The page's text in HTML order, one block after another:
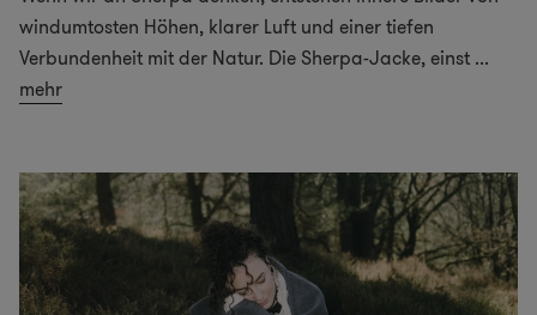
windumtosten Höhen, klarer Luft und einer tiefen
Verbundenheit mit der Natur. Die Sherpa-Jacke, einst ...
mehr